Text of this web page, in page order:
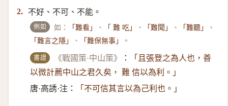
2.
不好、不可、不能。
例如 如： 「難看」 、 「 難 吃」 、 「難聞」 、 「難聽」 、
「難言之隱」 、 「難保無事」 。
書證 《戰國策·中山策》 ：
「且張登之為人也，善
以微計薦中山之君久矣， 難 信以為利。」
唐·高誘·注：
「不可信其言以為己利也。」